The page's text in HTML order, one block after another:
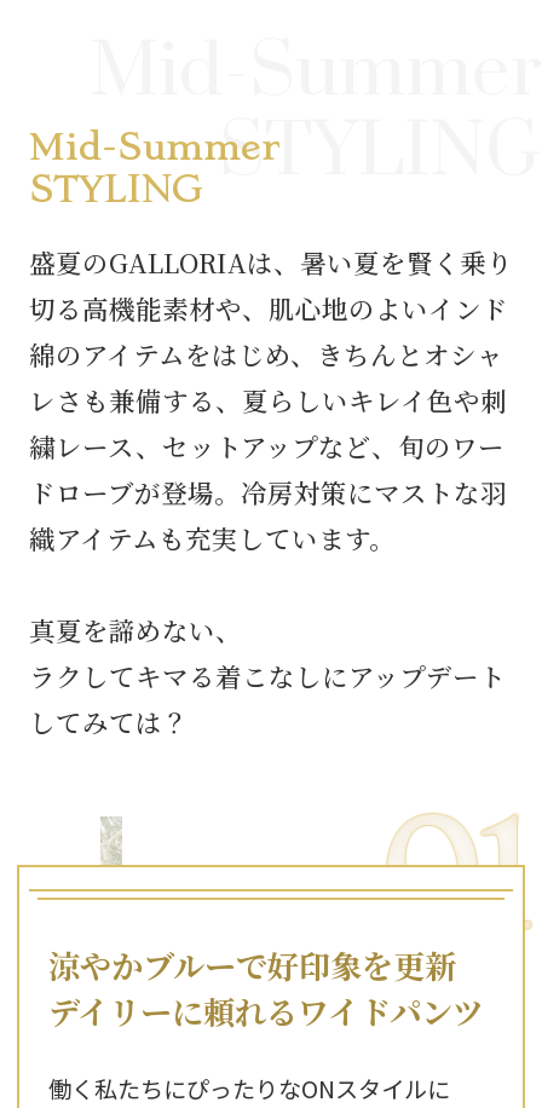
STYLING
Mid-Summer
STYLING
盛夏のGALLORIAは、暑い夏を賢く乗り
切る高機能素材や、肌心地のよいインド
綿のアイテムをはじめ、きちんとオシャ
レさも兼備する、夏らしいキレイ色や刺
繍レース、セットアップなど、旬のワー
ドローブが登場。冷房対策にマストな羽
織アイテムも充実しています。
真夏を諦めない、
ラクしてキマる着こなしにアップデート
してみては？
01
涼やかブルーで好印象を更新
デイリーに頼れるワイドパンツ
働く私たちにぴったりなONスタイルに